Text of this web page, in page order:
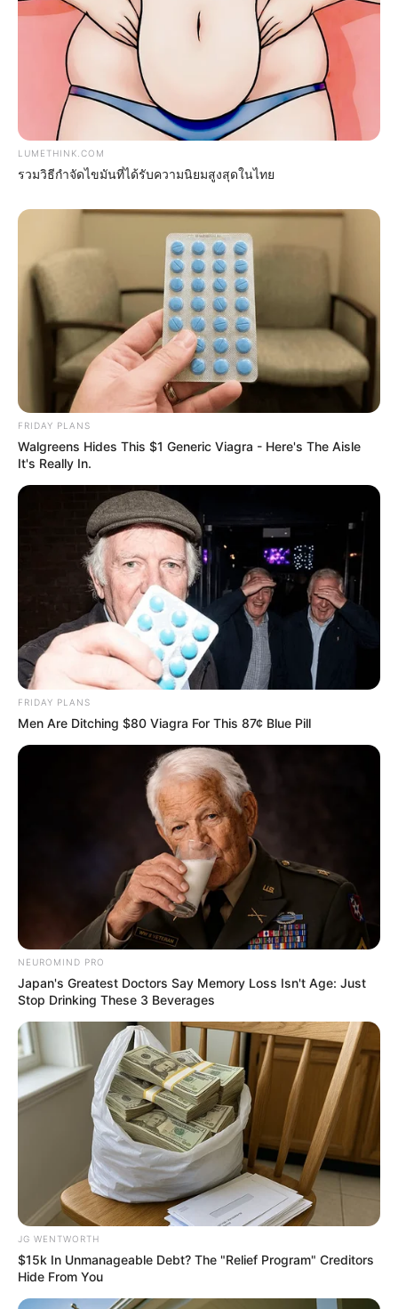
She Spent A Fortune To Look Like A Modern-Day
BRAINBERRIES
The Instagram Model Who Spent A Fortune To Look
Like Barbie
BRAINBERRIES
Men Are Ditching $80 Viagra For This 87¢ Blue Pill
FRIDAY PLANS
ER Doctor: "I Threw Out My Viagra After What I
Found On CVS Aisle 7"
FRIDAY PLANS
Feeling Tired? Here's The Trick To Perform Better
LUMETHINK.COM
รวมวิธีกำจัดไขมันที่ได้รับความนิยมสูงสุดในไทย
FRIDAY PLANS
Walgreens Hides This $1 Generic Viagra - Here's The Aisle
It's Really In.
FRIDAY PLANS
Men Are Ditching $80 Viagra For This 87¢ Blue Pill
NEUROMIND PRO
Japan's Greatest Doctors Say Memory Loss Isn't Age: Just
Stop Drinking These 3 Beverages
JG WENTWORTH
$15k In Unmanageable Debt? The "Relief Program" Creditors
Hide From You